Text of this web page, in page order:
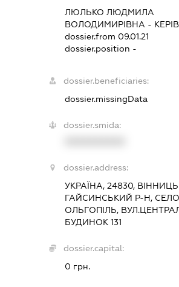
ЛЮЛЬКО ЛЮДМИЛА
ВОЛОДИМИРІВНА -
dossier.from 09.01.21
dossier.position -
dossier.beneficiaries:
dossier.missingData
dossier.smida:
dossier.address:
УКРАЇНА, 24830,
ГАЙСИНСЬКИЙ Р-Н, СЕЛО
ОЛЬГОПІЛЬ,
БУДИНОК 131
dossier.capital:
0 грн.